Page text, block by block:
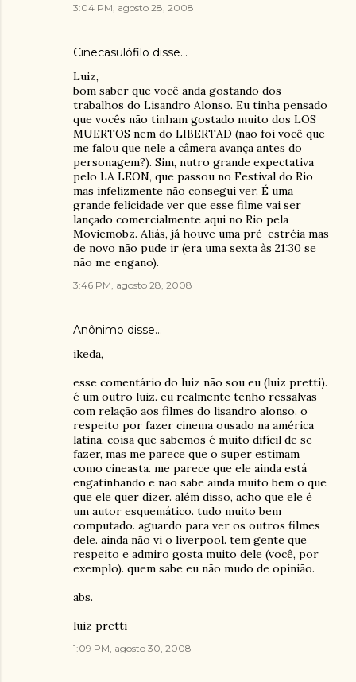
3:04 PM, agosto 28, 2008
Cinecasulófilo disse…
Luiz,
bom saber que você anda gostando dos
trabalhos do Lisandro Alonso. Eu tinha pensado
que vocês não tinham gostado muito dos LOS
MUERTOS nem do LIBERTAD (não foi você que
me falou que nele a câmera avança antes do
personagem?). Sim, nutro grande expectativa
pelo LA LEON, que passou no Festival do Rio
mas infelizmente não consegui ver. É uma
grande felicidade ver que esse filme vai ser
lançado comercialmente aqui no Rio pela
Moviemobz. Aliás, já houve uma pré-estréia mas
de novo não pude ir (era uma sexta às 21:30 se
não me engano).
3:46 PM, agosto 28, 2008
Anônimo disse…
ikeda,
esse comentário do luiz não sou eu (luiz pretti).
é um outro luiz. eu realmente tenho ressalvas
com relação aos filmes do lisandro alonso. o
respeito por fazer cinema ousado na américa
latina, coisa que sabemos é muito difícil de se
fazer, mas me parece que o super estimam
como cineasta. me parece que ele ainda está
engatinhando e não sabe ainda muito bem o que
que ele quer dizer. além disso, acho que ele é
um autor esquemático. tudo muito bem
computado. aguardo para ver os outros filmes
dele. ainda não vi o liverpool. tem gente que
respeito e admiro gosta muito dele (você, por
exemplo). quem sabe eu não mudo de opinião.
abs.
luiz pretti
1:09 PM, agosto 30, 2008